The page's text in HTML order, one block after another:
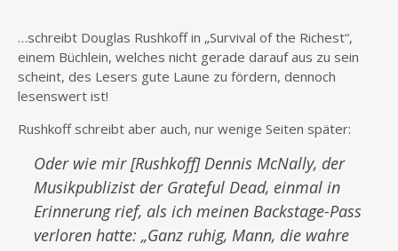
…schreibt Douglas Rushkoff in „Survival of the Richest“,
einem Büchlein, welches nicht gerade darauf aus zu sein
scheint, des Lesers gute Laune zu fördern, dennoch
lesenswert ist!
Rushkoff schreibt aber auch, nur wenige Seiten später:
Oder wie mir [Rushkoff] Dennis McNally, der
Musikpublizist der Grateful Dead, einmal in
Erinnerung rief, als ich meinen Backstage-Pass
verloren hatte: „Ganz ruhig, Mann, die wahre